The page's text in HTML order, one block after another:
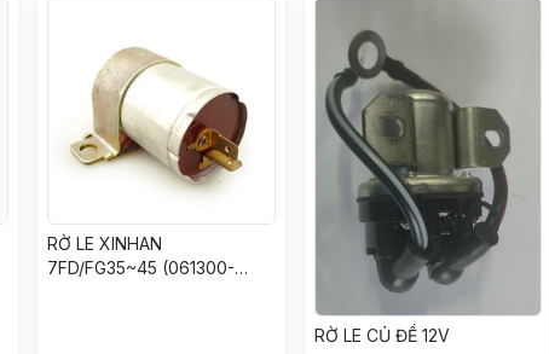
RỜ LE XINHAN
7FD/FG35~45 (061300-
RỜ LE CỦ ĐỀ 12V